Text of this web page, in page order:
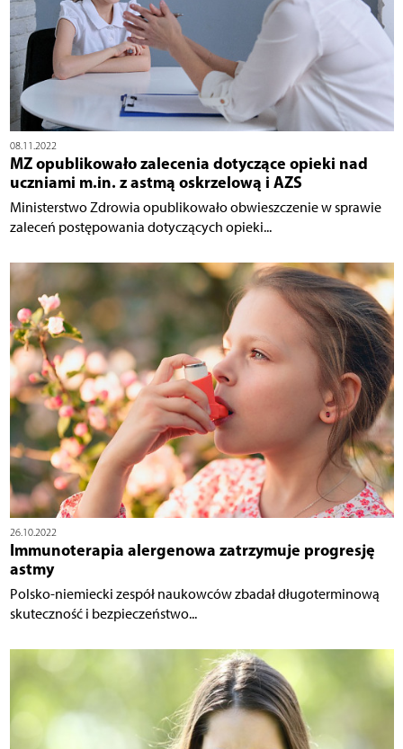
08.11.2022
MZ opublikowało zalecenia dotyczące opieki nad
uczniami m.in. z astmą oskrzelową i AZS
Ministerstwo Zdrowia opublikowało obwieszczenie w sprawie
zaleceń postępowania dotyczących opieki...
26.10.2022
Immunoterapia alergenowa zatrzymuje progresję
astmy
Polsko-niemiecki zespół naukowców zbadał długoterminową
skuteczność i bezpieczeństwo...